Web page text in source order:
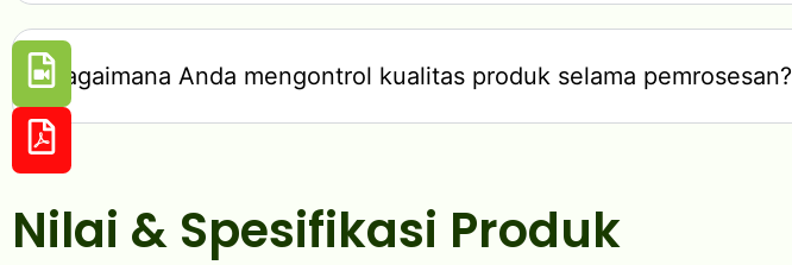
Bagaimana Anda mengontrol kualitas produk selama pemrosesan?
Nilai & Spesifikasi Produk